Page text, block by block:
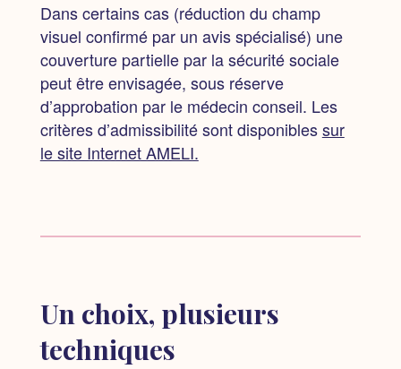
Dans certains cas (réduction du champ
visuel confirmé par un avis spécialisé) une
couverture partielle par la sécurité sociale
peut être envisagée, sous réserve
d’approbation par le médecin conseil. Les
critères d’admissibilité sont disponiblessur
le site Internet AMELI.
Un choix, plusieurs
techniques